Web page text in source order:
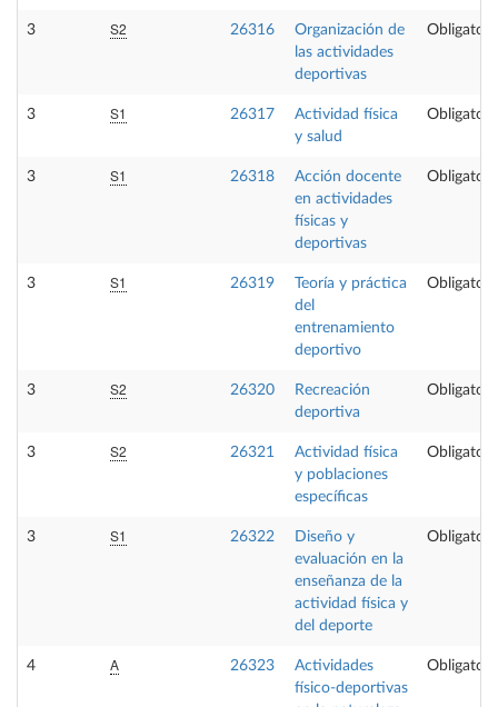
3 S2 26316
Organización de
las actividades
deportivas
3 S1 26317
Actividad física
y salud
3 S1 26318
Acción docente
en actividades
físicas y
deportivas
3 S1 26319
Teoría y práctica
del
entrenamiento
deportivo
3 S2 26320
Recreación
deportiva
3 S2 26321
Actividad física
y poblaciones
específicas
3 S1 26322
Diseño y
evaluación en la
enseñanza de la
actividad física y
del deporte
4 A 26323
Actividades
físico-deportivas